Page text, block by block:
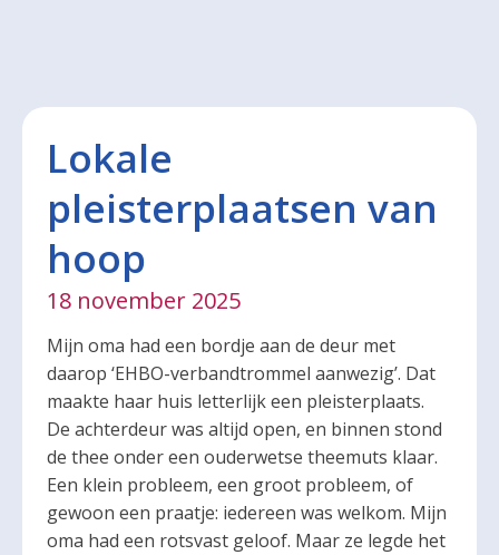
Lokale
pleisterplaatsen van
hoop
18 november 2025
Mijn oma had een bordje aan de deur met
daarop ‘EHBO-verbandtrommel aanwezig’. Dat
maakte haar huis letterlijk een pleisterplaats.
De achterdeur was altijd open, en binnen stond
de thee onder een ouderwetse theemuts klaar.
Een klein probleem, een groot probleem, of
gewoon een praatje: iedereen was welkom. Mijn
oma had een rotsvast geloof. Maar ze legde het